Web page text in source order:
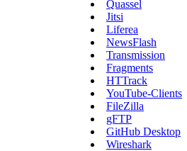
Quassel
Jitsi
Liferea
NewsFlash
Transmission
Fragments
HTTrack
YouTube-Clients
FileZilla
gFTP
GitHub Desktop
Wireshark